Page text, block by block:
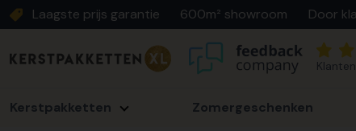
Laagste prijs garantie 600m² showroom Door
Kerstpakketten Zomergeschenken